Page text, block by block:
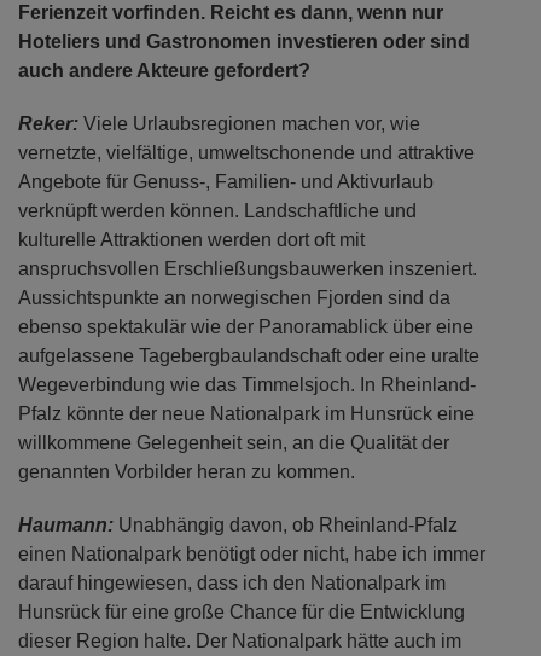
Ferienzeit vorfinden. Reicht es dann, wenn nur
Hoteliers und Gastronomen investieren oder sind
auch andere Akteure gefordert?
Reker: Viele Urlaubsregionen machen vor, wie
vernetzte, vielfältige, umweltschonende und attraktive
Angebote für Genuss-, Familien- und Aktivurlaub
verknüpft werden können. Landschaftliche und
kulturelle Attraktionen werden dort oft mit
anspruchsvollen Erschließungsbauwerken inszeniert.
Aussichtspunkte an norwegischen Fjorden sind da
ebenso spektakulär wie der Panoramablick über eine
aufgelassene Tagebergbaulandschaft oder eine uralte
Wegeverbindung wie das Timmelsjoch. In Rheinland-
Pfalz könnte der neue Nationalpark im Hunsrück eine
willkommene Gelegenheit sein, an die Qualität der
genannten Vorbilder heran zu kommen.
Haumann: Unabhängig davon, ob Rheinland-Pfalz
einen Nationalpark benötigt oder nicht, habe ich immer
darauf hingewiesen, dass ich den Nationalpark im
Hunsrück für eine große Chance für die Entwicklung
dieser Region halte. Der Nationalpark hätte auch im